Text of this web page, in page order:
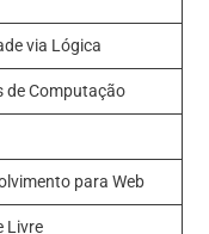
via Lógica
de Computação
para Web
Livre